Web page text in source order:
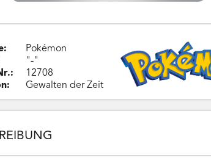
Pokémon
"-"
12708
Gewalten der Zeit